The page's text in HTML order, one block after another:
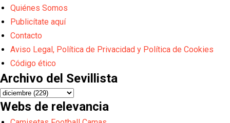
Quiénes Somos
Publicítate aquí
Contacto
Aviso Legal, Política de Privacidad y Política de Cookies
Código ético
Archivo del Sevillista
Webs de relevancia